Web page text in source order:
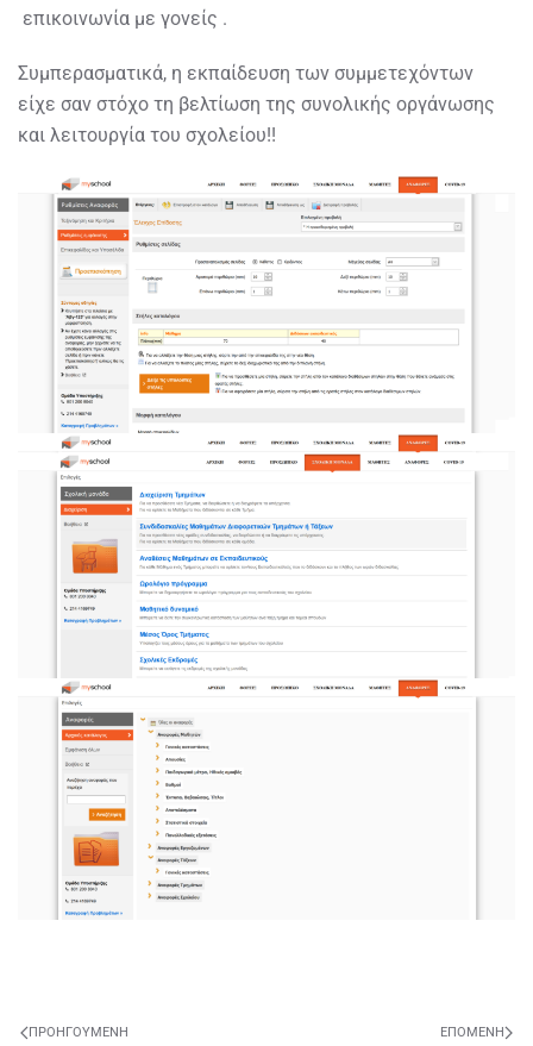
επικοινωνία με γονείς .
Συμπερασματικά, η εκπαίδευση των συμμετεχόντων
είχε σαν στόχο τη βελτίωση της συνολικής οργάνωσης
και λειτουργία του σχολείου!!
ΠΡΟΗΓΟΎΜΕΝΗ ΕΠΌΜΕΝΗ